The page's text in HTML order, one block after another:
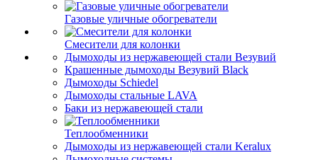
Газовые уличные обогреватели
Смесители для колонки
Дымоходы из нержавеющей стали Везувий
Крашенные дымоходы Везувий Black
Дымоходы Schiedel
Дымоходы стальные LAVA
Баки из нержавеющей стали
Теплообменники
Дымоходы из нержавеющей стали Keralux